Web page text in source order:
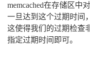
memcached在存储区中
一旦达到这个过期时间
这使得我们的过期检查
指定过期时间即可。